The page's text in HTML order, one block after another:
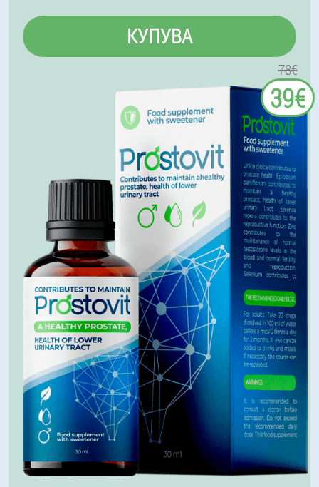
КУПУВА
78€
39€